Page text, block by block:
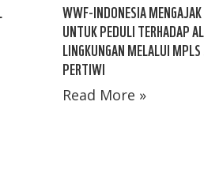
WWF-INDONESIA
UNTUK PEDULI TERHADAP
LINGKUNGAN MELALUI
PERTIWI
Read More »